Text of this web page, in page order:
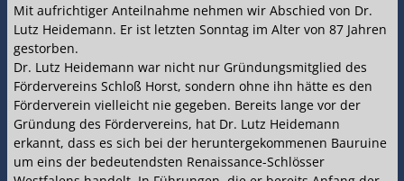
Mit aufrichtiger Anteilnahme nehmen wir Abschied von Dr.
Lutz Heidemann. Er ist letzten Sonntag im Alter von 87 Jahren
gestorben.
Dr. Lutz Heidemann war nicht nur Gründungsmitglied des
Fördervereins Schloß Horst, sondern ohne ihn hätte es den
Förderverein vielleicht nie gegeben. Bereits lange vor der
Gründung des Fördervereins, hat Dr. Lutz Heidemann
erkannt, dass es sich bei der heruntergekommenen Bauruine
um eins der bedeutendsten Renaissance-Schlösser